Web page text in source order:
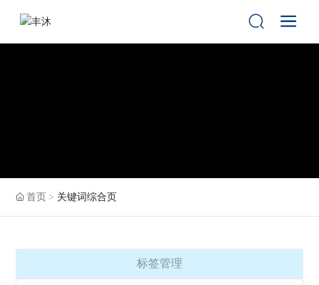
首页 关键词综合页
标签管理